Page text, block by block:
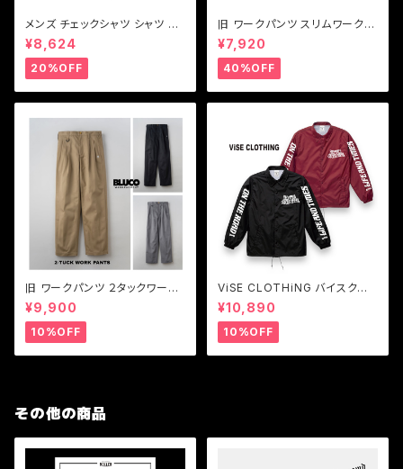
メンズ チェックシャツ シャツ ブ
ルー ブラウン グリーン Vin & A
ge ヴィンアンドエイジ LIGHT
FABRIC SHIRT(TYPE VSL6)
¥8,624
20%OFF
旧 ワークパンツ スリムワークパ
ンツ ワークパンツストレッチ BL
UCO【ブルコ】旧SLIM WORK
PANTS-STRETCH 0063E
¥7,920
40%OFF
旧 ワークパンツ ２タックワーク
パンツ メンズパンツ BLUCO
【ブルコ】旧 2-TUCK WORK P
ANTS
¥9,900
10%OFF
ViSE CLOTHiNG バイスクロ
ージング コーチジャケット メン
ズ Z-CFFV Nylon Coach Ja
cket
¥10,890
10%OFF
その他の商品